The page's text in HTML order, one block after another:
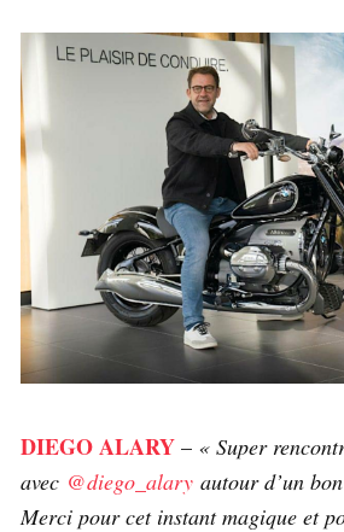
DIEGO ALARY – « Super
avec @diego_alary autour d’un bon
Merci pour cet instant magique et